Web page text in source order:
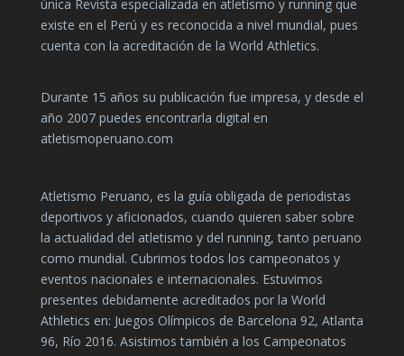
única Revista especializada en atletismo y running que
existe en el Perú y es reconocida a nivel mundial, pues
cuenta con la acreditación de la World Athletics.
Durante 15 años su publicación fue impresa, y desde el
año 2007 puedes encontrarla digital en
atletismoperuano.com
Atletismo Peruano, es la guía obligada de periodistas
deportivos y aficionados, cuando quieren saber sobre
la actualidad del atletismo y del running, tanto peruano
como mundial. Cubrimos todos los campeonatos y
eventos nacionales e internacionales. Estuvimos
presentes debidamente acreditados por la World
Athletics en: Juegos Olímpicos de Barcelona 92, Atlanta
96, Río 2016. Asistimos también a los Campeonatos